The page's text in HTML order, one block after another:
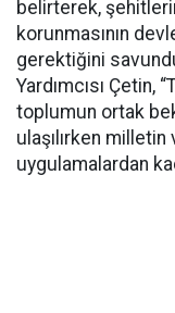
belirterek,
korunmasının
gerektiğini
Yardımcısı Çetin,
toplumun ortak
ulaşılırken milletin
uygulamalardan